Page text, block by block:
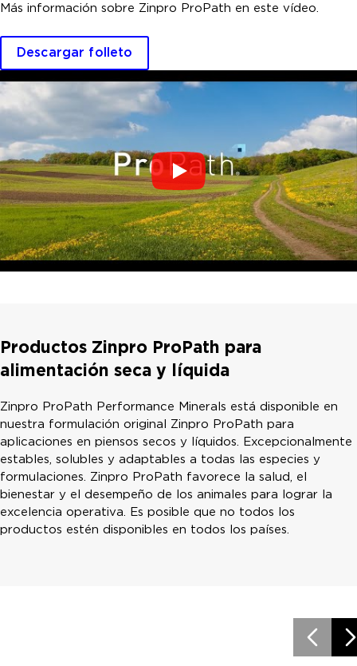
Más información sobre Zinpro ProPath en este vídeo.
Descargar folleto
Productos Zinpro ProPath para
alimentación seca y líquida
Zinpro ProPath Performance Minerals está disponible en
nuestra formulación original Zinpro ProPath para
aplicaciones en piensos secos y líquidos. Excepcionalmente
estables, solubles y adaptables a todas las especies y
formulaciones. Zinpro ProPath favorece la salud, el
bienestar y el desempeño de los animales para lograr la
excelencia operativa. Es posible que no todos los
productos estén disponibles en todos los países.